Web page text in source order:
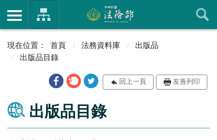
首頁 法務資料庫
出版品
出版品目錄
回上一頁 友善列印
出版品目錄